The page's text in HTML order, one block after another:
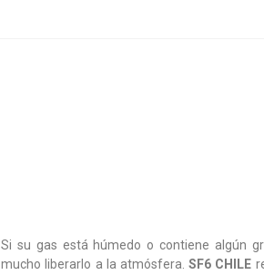
Si su gas está húmedo o contiene algún
mucho liberarlo a la atmósfera.SF6 CHILE